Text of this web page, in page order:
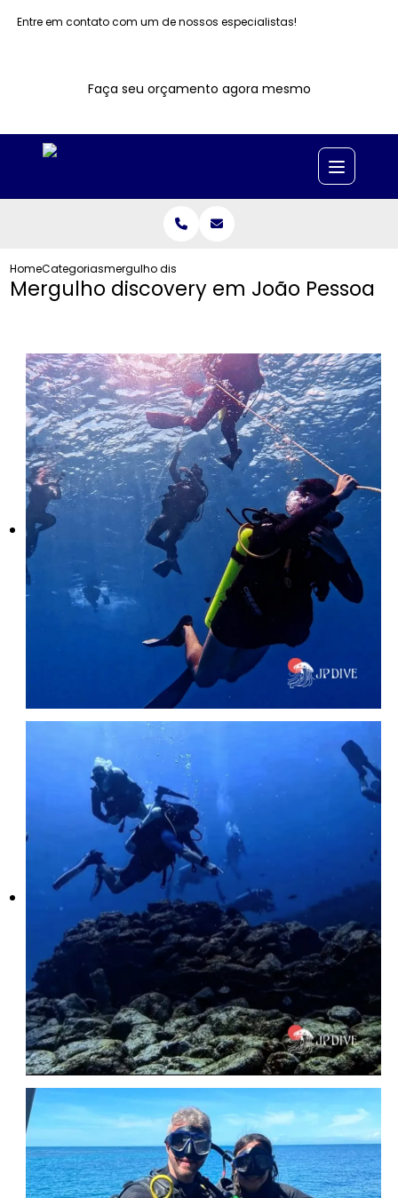
Entre em contato com um de nossos especialistas!
Faça seu orçamento agora mesmo
HomeCategoriasmergulho discovery joao pessoa
Mergulho discovery em João Pessoa